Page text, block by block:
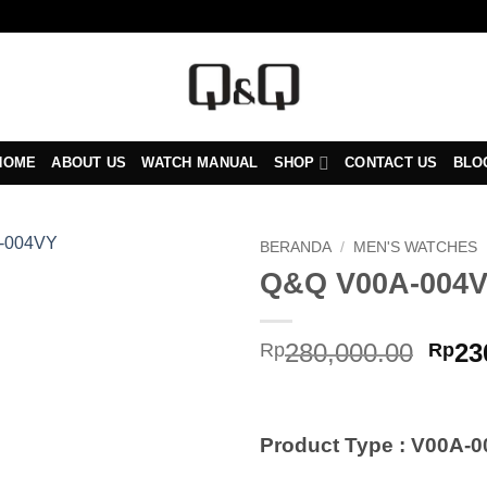
ABOUT US WATCH MANUAL SHOP CONTACT US
BERANDA / MEN'S WATCHES
Q&Q V00A-
Rp280,000.00 Rp
Product Type : V00A-